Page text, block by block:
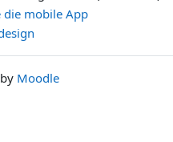
die mobile App
Moodle